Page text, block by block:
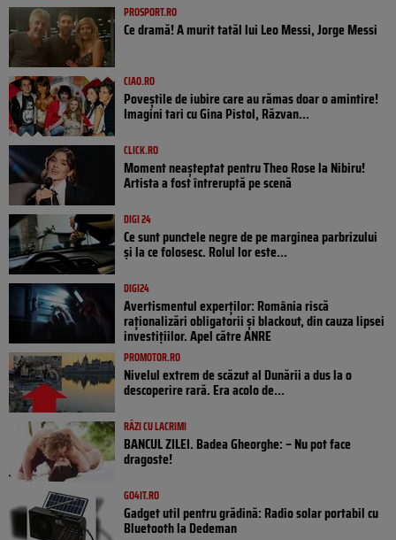
PROSPORT.RO
Ce dramă! A murit tatăl lui Leo Messi, Jorge Messi
CIAO.RO
Poveştile de iubire care au rămas doar o amintire!
Imagini tari cu Gina Pistol, Răzvan...
CLICK.RO
Moment neașteptat pentru Theo Rose la Nibiru!
Artista a fost întreruptă pe scenă
DIGI 24
Ce sunt punctele negre de pe marginea parbrizului
și la ce folosesc. Rolul lor este...
DIGI24
Avertismentul experților: România riscă
raționalizări obligatorii și blackout, din cauza lipsei
investițiilor. Apel către ANRE
PROMOTOR.RO
Nivelul extrem de scăzut al Dunării a dus la o
descoperire rară. Era acolo de...
RÂZI CU LACRIMI
BANCUL ZILEI. Badea Gheorghe: – Nu pot face
dragoste!
GO4IT.RO
Gadget util pentru grădină: Radio solar portabil cu
Bluetooth la Dedeman